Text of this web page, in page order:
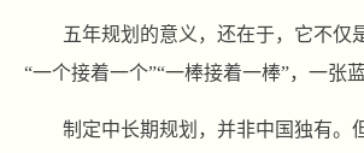
五年规划的意义，还在于，它不仅
“一个接着一个”“一棒接着一棒”，一张
制定中长期规划，并非中国独有。